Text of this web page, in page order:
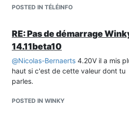
Peux-tu essayer de changer le code
de la structure? Si ça ne suffit pas il
faudra aussi tenter d'aligner malloc
label/value sur 4
#pragma pack(push)  // push
#pragma pack(1)        // set
typedef struct _ValueList
POSTED IN TÉLÉINFO
RE: Pas de démarrage
14.11beta10
@Nicolas-Bernaerts 4.20V il a mis
haut si c'est de cette valeur dont tu
parles.
POSTED IN WINKY